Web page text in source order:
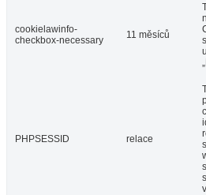
cookielawinfo-
checkbox-necessary
11 měsíců
PHPSESSID relace